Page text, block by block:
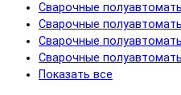
Сварочные
Сварочные
Сварочные
Сварочные
Показать все